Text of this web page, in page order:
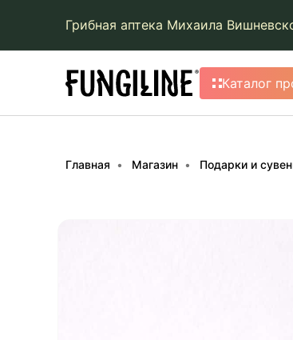
Грибная аптека Михаила
Каталог
Главная Магазин Подарки и